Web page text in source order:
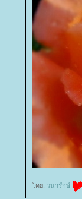
ดย: วนารักษ์